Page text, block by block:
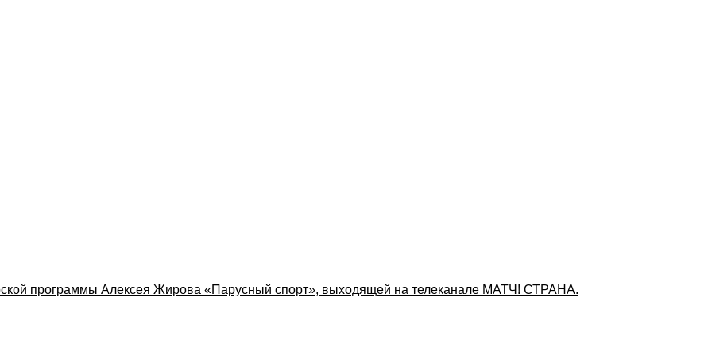
программы Алексея Жирова «Парусный спорт», выходящей на телеканале МАТЧ! СТРАНА.